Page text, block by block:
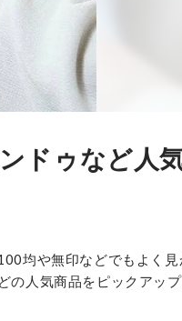
ドゥなど人
均や無印などでもよく見
の人気商品をピックアッ